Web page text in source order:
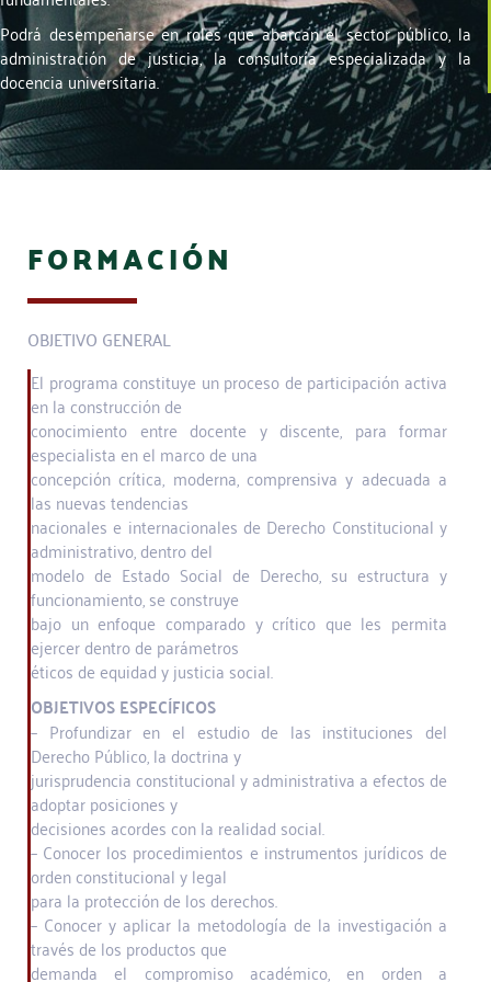
Podrá desempeñarse en roles que abarcan el sector público, la
administración de justicia, la consultoría especializada y la
docencia universitaria.
FORMACIÓN
OBJETIVO GENERAL
El programa constituye un proceso de participación activa
en la construcción de
conocimiento entre docente y discente, para formar
especialista en el marco de una
concepción crítica, moderna, comprensiva y adecuada a
las nuevas tendencias
nacionales e internacionales de Derecho Constitucional y
administrativo, dentro del
modelo de Estado Social de Derecho, su estructura y
funcionamiento, se construye
bajo un enfoque comparado y crítico que les permita
ejercer dentro de parámetros
éticos de equidad y justicia social.
OBJETIVOS ESPECÍFICOS
– Profundizar en el estudio de las instituciones del
Derecho Público, la doctrina y
jurisprudencia constitucional y administrativa a efectos de
adoptar posiciones y
decisiones acordes con la realidad social.
– Conocer los procedimientos e instrumentos jurídicos de
orden constitucional y legal
para la protección de los derechos.
– Conocer y aplicar la metodología de la investigación a
través de los productos que
demanda el compromiso académico, en orden a